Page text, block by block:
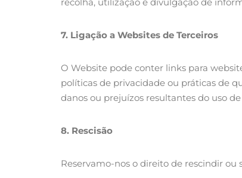
7. Ligação a Websites de Terceiros
O Website pode conter links para
políticas de privacidade ou práticas de
danos ou prejuízos resultantes do uso
8. Rescisão
Reservamo-nos o direito de rescindir